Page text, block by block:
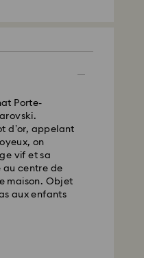
Porte-
d’or, appelant
on
vif et sa
au centre de
maison. Objet
aux enfants